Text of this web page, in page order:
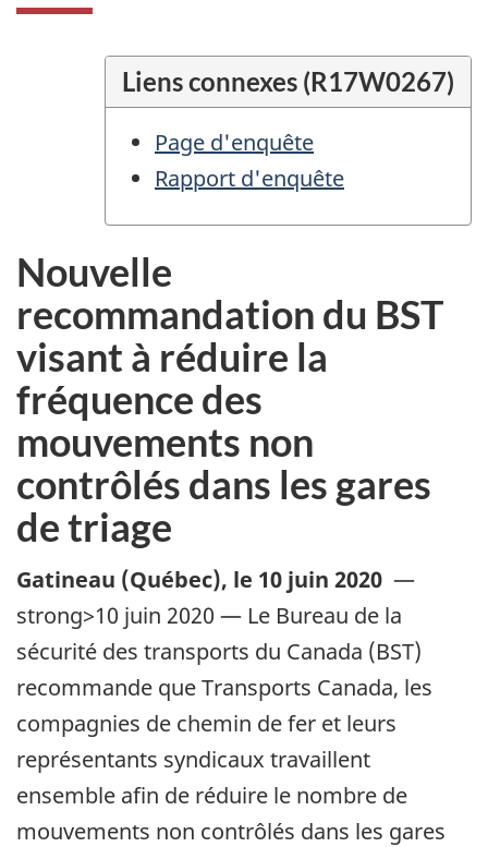
Liens connexes (R17W0267)
Page d'enquête
Rapport d'enquête
Nouvelle
recommandation du BST
visant à réduire la
fréquence des
mouvements non
contrôlés dans les gares
de triage
Gatineau (Québec), le 10 juin 2020 —
strong>10 juin 2020 — Le Bureau de la
sécurité des transports du Canada (BST)
recommande que Transports Canada, les
compagnies de chemin de fer et leurs
représentants syndicaux travaillent
ensemble afin de réduire le nombre de
mouvements non contrôlés dans les gares